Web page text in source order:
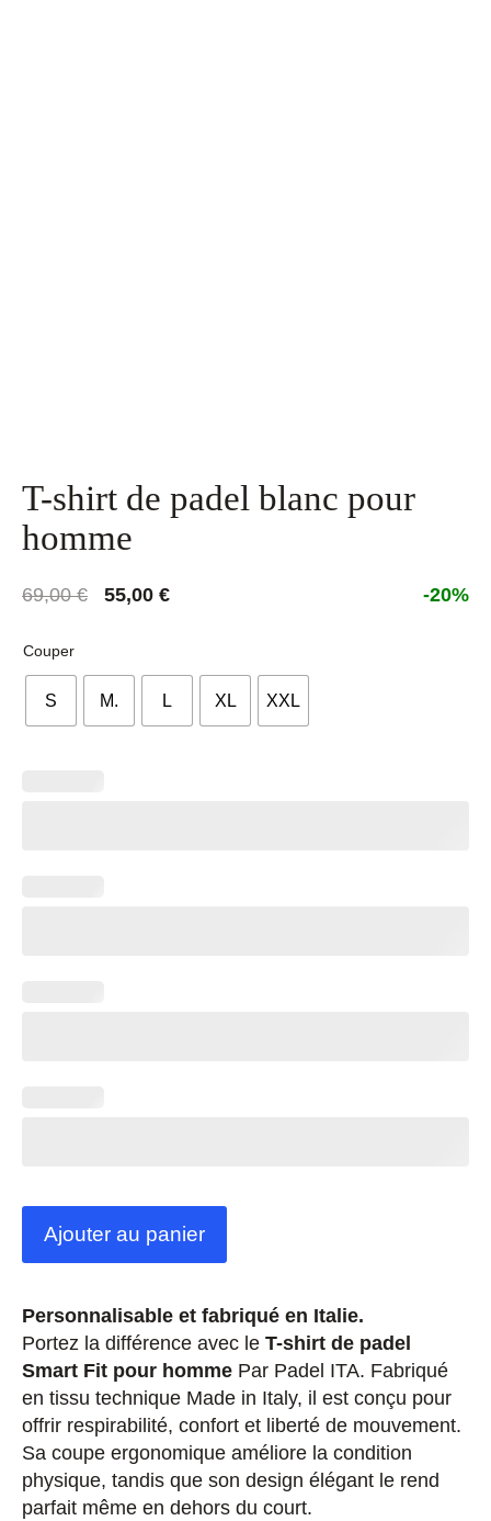
T-shirt de padel blanc pour
homme
69,00 €
Le
était :
69,00 €.
55,00 €Le
est :
55,00 €.
-20%
Couper
S M. L XL XXL
Ajouter au panier
Personnalisable et fabriqué en Italie.
Portez la différence avec le T-shirt de padel
Smart Fit pour homme Par Padel ITA. Fabriqué
en tissu technique Made in Italy, il est conçu pour
offrir respirabilité, confort et liberté de mouvement.
Sa coupe ergonomique améliore la condition
physique, tandis que son design élégant le rend
parfait même en dehors du court.